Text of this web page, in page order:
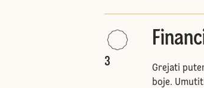
3
Grejati
boje.